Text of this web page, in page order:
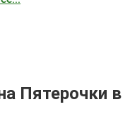
Пятерочки в